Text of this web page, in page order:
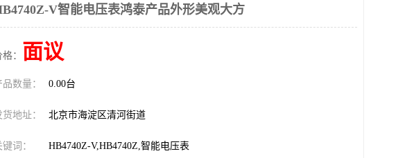
V智能电压表鸿泰产品外形美观大方
： 面议
品数量： 0.00台
货地址： 北京市海淀区清河街道
键词： HB4740Z-V,HB4740Z,智能电压表